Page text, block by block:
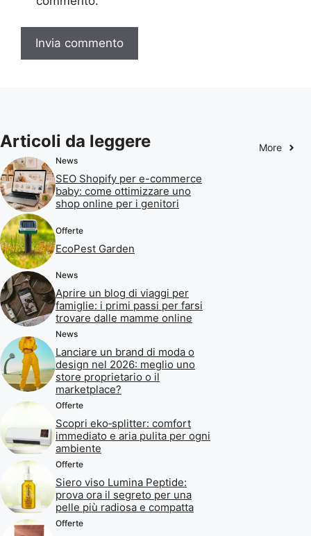
Articoli da leggere More
News
SEO Shopify per e-commerce
baby: come ottimizzare uno
shop online per i genitori
Offerte
EcoPest Garden
News
Aprire un blog di viaggi per
famiglie: i primi passi per farsi
trovare dalle mamme online
News
Lanciare un brand di moda o
design nel 2026: meglio uno
store proprietario o il
marketplace?
Offerte
Scopri eko‑splitter: comfort
immediato e aria pulita per ogni
ambiente
Offerte
Siero viso Lumina Peptide:
prova ora il segreto per una
pelle più radiosa e compatta
Offerte